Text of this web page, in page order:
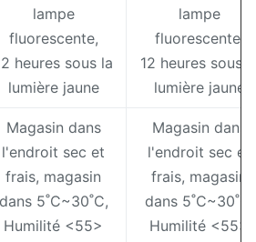
lampe
fluorescente,
heures sous la
lumière jaune
lampe
fluorescente,
12 heures sous
lumière jaune
Magasin dans
l'endroit sec et
frais, magasin
dans 5˚C~30˚C,
Humilité <55>
Magasin dans
l'endroit sec et
frais, magasin
dans 5˚C~30˚C,
Humilité <55>